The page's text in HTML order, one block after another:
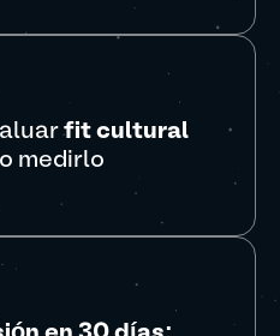
fit cultural
medirlo